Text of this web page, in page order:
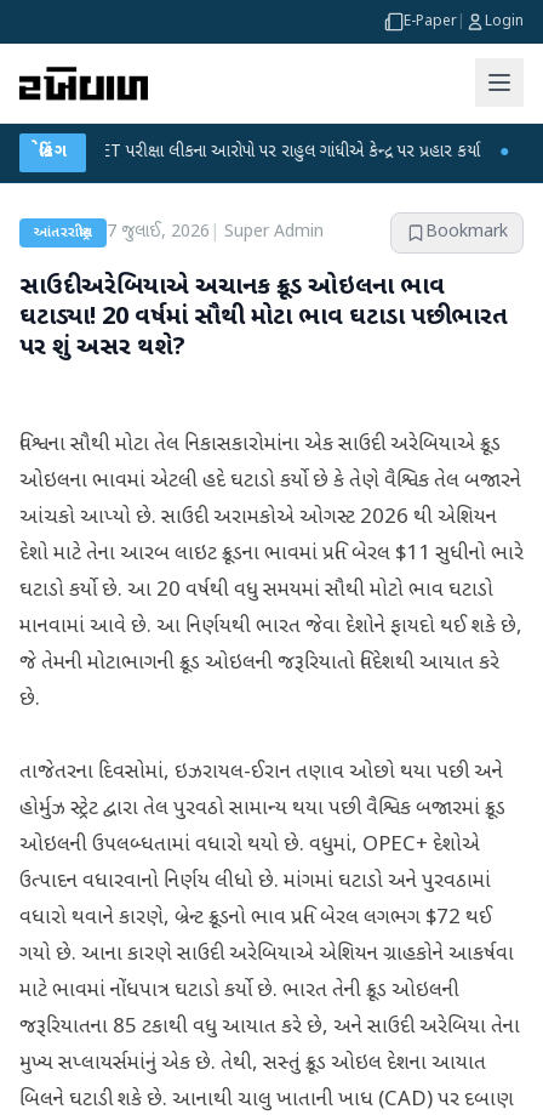
E-Paper Login
બ્રેકિંગ
NET પરીક્ષા લીકના આરોપો પર રાહુલ ગાંધીએ કેન્દ્ર પર પ્રહાર કર્યા ●
આંતરરાષ્ટ્રીય 7 જુલાઈ, 2026 Super Admin Bookmark
સાઉદી અરેબિયાએ અચાનક ક્રૂડ ઓઇલના ભાવ
ઘટાડ્યા! 20 વર્ષમાં સૌથી મોટા ભાવ ઘટાડા પછી ભારત
પર શું અસર થશે?
વિશ્વના સૌથી મોટા તેલ નિકાસકારોમાંના એક સાઉદી અરેબિયાએ ક્રૂડ
ઓઇલના ભાવમાં એટલી હદે ઘટાડો કર્યો છે કે તેણે વૈશ્વિક તેલ બજારને
આંચકો આપ્યો છે. સાઉદી અરામકોએ ઓગસ્ટ 2026 થી એશિયન
દેશો માટે તેના આરબ લાઇટ ક્રૂડના ભાવમાં પ્રતિ બેરલ $11 સુધીનો ભારે
ઘટાડો કર્યો છે. આ 20 વર્ષથી વધુ સમયમાં સૌથી મોટો ભાવ ઘટાડો
માનવામાં આવે છે. આ નિર્ણયથી ભારત જેવા દેશોને ફાયદો થઈ શકે છે,
જે તેમની મોટાભાગની ક્રૂડ ઓઇલની જરૂરિયાતો વિદેશથી આયાત કરે
છે.
તાજેતરના દિવસોમાં, ઇઝરાયલ-ઈરાન તણાવ ઓછો થયા પછી અને
હોર્મુઝ સ્ટ્રેટ દ્વારા તેલ પુરવઠો સામાન્ય થયા પછી વૈશ્વિક બજારમાં ક્રૂડ
ઓઇલની ઉપલબ્ધતામાં વધારો થયો છે. વધુમાં, OPEC+ દેશોએ
ઉત્પાદન વધારવાનો નિર્ણય લીધો છે. માંગમાં ઘટાડો અને પુરવઠામાં
વધારો થવાને કારણે, બ્રેન્ટ ક્રૂડનો ભાવ પ્રતિ બેરલ લગભગ $72 થઈ
ગયો છે. આના કારણે સાઉદી અરેબિયાએ એશિયન ગ્રાહકોને આકર્ષવા
માટે ભાવમાં નોંધપાત્ર ઘટાડો કર્યો છે. ભારત તેની ક્રૂડ ઓઇલની
જરૂરિયાતના 85 ટકાથી વધુ આયાત કરે છે, અને સાઉદી અરેબિયા તેના
મુખ્ય સપ્લાયર્સમાંનું એક છે. તેથી, સસ્તું ક્રૂડ ઓઇલ દેશના આયાત
બિલને ઘટાડી શકે છે. આનાથી ચાલુ ખાતાની ખાધ (CAD) પર દબાણ